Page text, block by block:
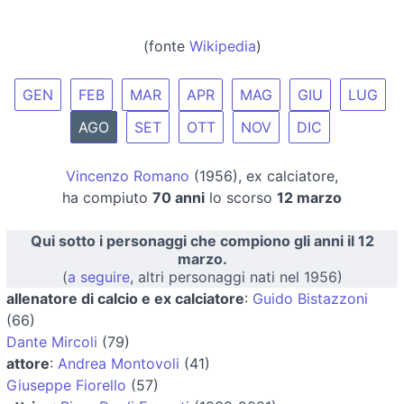
(fonte Wikipedia)
GEN FEB MAR APR MAG GIU
LUG
AGO
SET OTT NOV DIC
Vincenzo Romano (1956), ex calciatore,
ha compiuto 70 anni lo scorso 12 marzo
Qui sotto i personaggi che compiono gli anni il 12
marzo.
(a seguire, altri personaggi nati nel 1956)
allenatore di calcio e ex calciatore: Guido Bistazzoni
(66)
Dante Mircoli (79)
attore: Andrea Montovoli (41)
Giuseppe Fiorello (57)